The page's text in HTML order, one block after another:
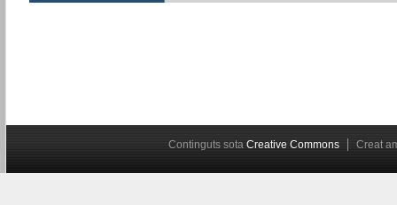
Continguts sota Creative Commons Creat